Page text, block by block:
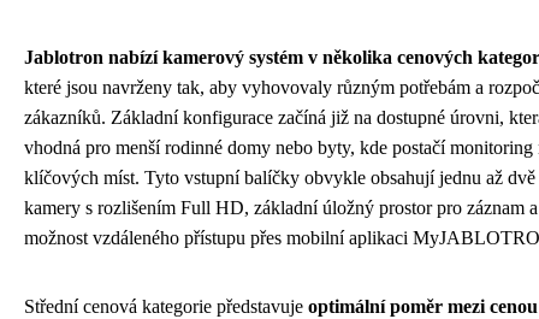
Jablotron nabízí kamerový systém v několika cenových
které jsou navrženy tak, aby vyhovovaly různým potřebám a
zákazníků. Základní konfigurace začíná již na dostupné úrovni,
vhodná pro menší rodinné domy nebo byty, kde postačí
klíčových míst. Tyto vstupní balíčky obvykle obsahují jednu až dvě
kamery s rozlišením Full HD, základní úložný prostor pro záznam a
možnost vzdáleného přístupu přes mobilní aplikaci
Střední cenová kategorie představuje optimální poměr mezi